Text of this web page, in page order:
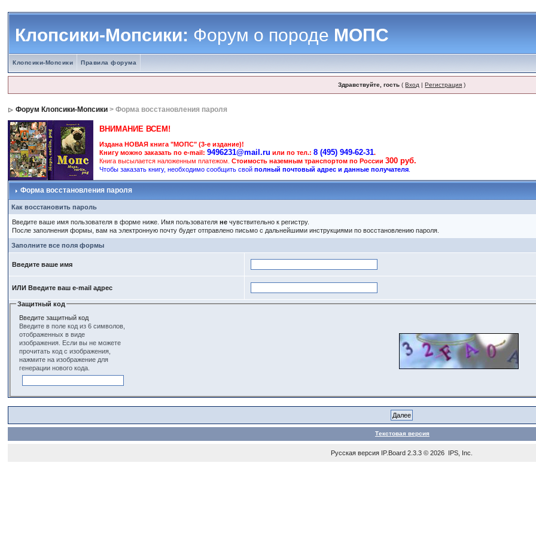
Клопсики-Мопсики:Форум о породеМОПС
Клопсики-Мопсики Правила форума
Здравствуйте, гость (Вход |Регистрация )
Форум Клопсики-Мопсики > Форма восстановления пароля
ВНИМАНИЕ ВСЕМ!
Издана НОВАЯ книга "МОПС" (3-е издание)!
Книгу можно заказать по e-mail:9496231@mail.ru или по тел.:8 (495) 949-62-31.
Книга высылается наложенным платежом.Стоимость наземным транспортом по России300 руб.
Чтобы заказать книгу, необходимо сообщить свойполный почтовый адрес и данные получателя
Форма восстановления пароля
Как восстановить пароль
Введите ваше имя пользователя в форме ниже. Имя пользователяне чувствительно к регистру.
После заполнения формы, вам на электронную почту будет отправлено письмо с дальнейшими инструкциями по восстановлению пароля.
Заполните все поля формы
Введите ваше имя
ИЛИ Введите ваш e-mail адрес
Защитный код
Введите защитный код
Введите в поле код из 6 символов,
отображенных в виде
изображения. Если вы не можете
прочитать код с изображения,
нажмите на изображение для
генерации нового кода.
Текстовая версия
Русская версия IP.Board 2.3.3 © 2026 IPS, Inc